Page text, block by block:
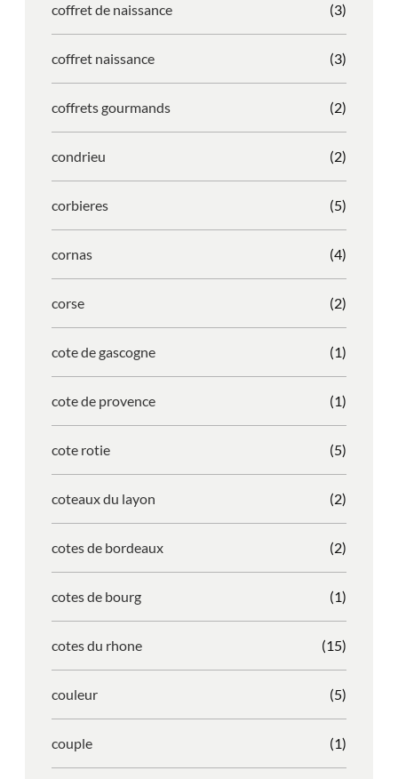
coffret de naissance (3)
coffret naissance (3)
coffrets gourmands (2)
condrieu (2)
corbieres (5)
cornas (4)
corse (2)
cote de gascogne (1)
cote de provence (1)
cote rotie (5)
coteaux du layon (2)
cotes de bordeaux (2)
cotes de bourg (1)
cotes du rhone (15)
couleur (5)
couple (1)